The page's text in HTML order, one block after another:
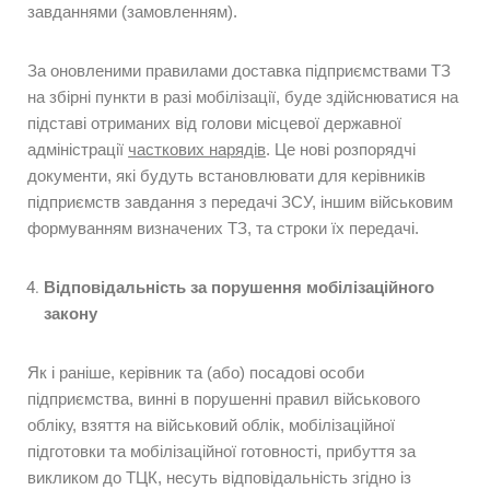
завданнями (замовленням).
За оновленими правилами доставка підприємствами ТЗ
на збірні пункти в разі мобілізації, буде здійснюватися на
підставі отриманих від голови місцевої державної
адміністрації часткових нарядів. Це нові розпорядчі
документи, які будуть встановлювати для керівників
підприємств завдання з передачі ЗСУ, іншим військовим
формуванням визначених ТЗ, та строки їх передачі.
Відповідальність за порушення мобілізаційного
закону
Як і раніше, керівник та (або) посадові особи
підприємства, винні в порушенні правил військового
обліку, взяття на військовий облік, мобілізаційної
підготовки та мобілізаційної готовності, прибуття за
викликом до ТЦК, несуть відповідальність згідно із